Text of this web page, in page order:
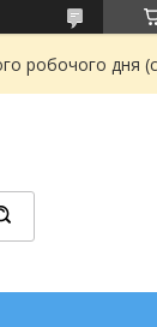
робочого дня